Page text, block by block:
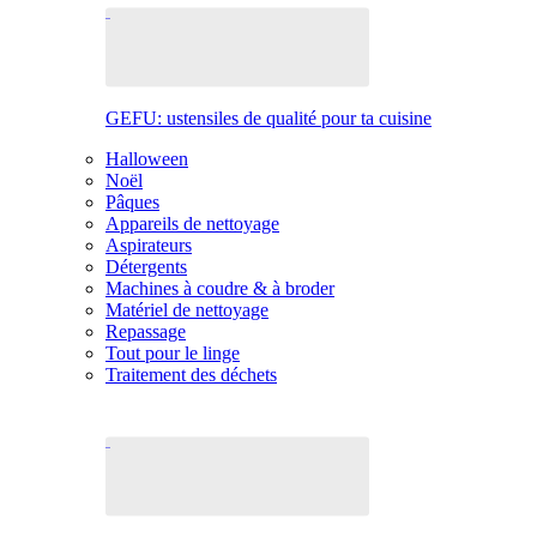
GEFU: ustensiles de qualité pour ta cuisine
Halloween
Noël
Pâques
Appareils de nettoyage
Aspirateurs
Détergents
Machines à coudre & à broder
Matériel de nettoyage
Repassage
Tout pour le linge
Traitement des déchets